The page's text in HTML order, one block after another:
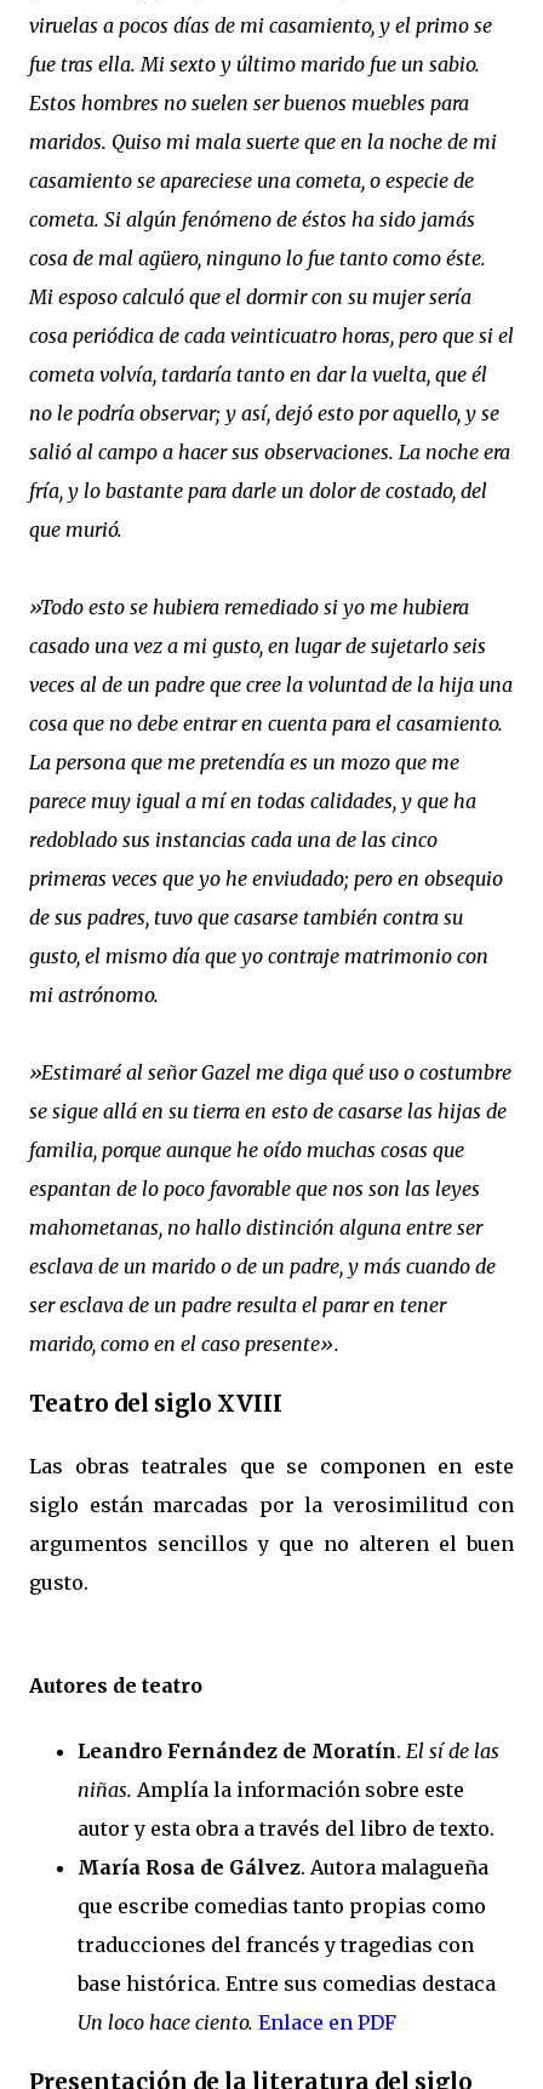
viruelas a pocos días de mi casamiento, y el primo se
fue tras ella. Mi sexto y último marido fue un sabio.
Estos hombres no suelen ser buenos muebles para
maridos. Quiso mi mala suerte que en la noche de mi
casamiento se apareciese una cometa, o especie de
cometa. Si algún fenómeno de éstos ha sido jamás
cosa de mal agüero, ninguno lo fue tanto como éste.
Mi esposo calculó que el dormir con su mujer sería
cosa periódica de cada veinticuatro horas, pero que si el
cometa volvía, tardaría tanto en dar la vuelta, que él
no le podría observar; y así, dejó esto por aquello, y se
salió al campo a hacer sus observaciones. La noche era
fría, y lo bastante para darle un dolor de costado, del
que murió.
»Todo esto se hubiera remediado si yo me hubiera
casado una vez a mi gusto, en lugar de sujetarlo seis
veces al de un padre que cree la voluntad de la hija una
cosa que no debe entrar en cuenta para el casamiento.
La persona que me pretendía es un mozo que me
parece muy igual a mí en todas calidades, y que ha
redoblado sus instancias cada una de las cinco
primeras veces que yo he enviudado; pero en obsequio
de sus padres, tuvo que casarse también contra su
gusto, el mismo día que yo contraje matrimonio con
mi astrónomo.
»Estimaré al señor Gazel me diga qué uso o costumbre
se sigue allá en su tierra en esto de casarse las hijas de
familia, porque aunque he oído muchas cosas que
espantan de lo poco favorable que nos son las leyes
mahometanas, no hallo distinción alguna entre ser
esclava de un marido o de un padre, y más cuando de
ser esclava de un padre resulta el parar en tener
marido, como en el caso presente».
Teatro del siglo XVIII
Las obras teatrales que se componen en este
siglo están marcadas por la verosimilitud con
argumentos sencillos y que no alteren el buen
gusto.
Autores de teatro
Leandro Fernández de Moratín. El sí de las
niñas. Amplía la información sobre este
autor y esta obra a través del libro de texto.
María Rosa de Gálvez. Autora malagueña
que escribe comedias tanto propias como
traducciones del francés y tragedias con
base histórica. Entre sus comedias destaca
Un loco hace ciento. Enlace en PDF
Presentación de la literatura del siglo